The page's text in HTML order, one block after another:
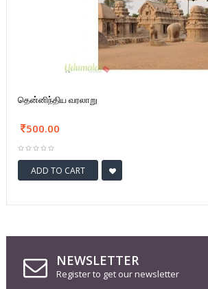
தென்னிந்திய வரலாறு
500.00
ADD TO CART
NEWSLETTER
Register to get our newsletter